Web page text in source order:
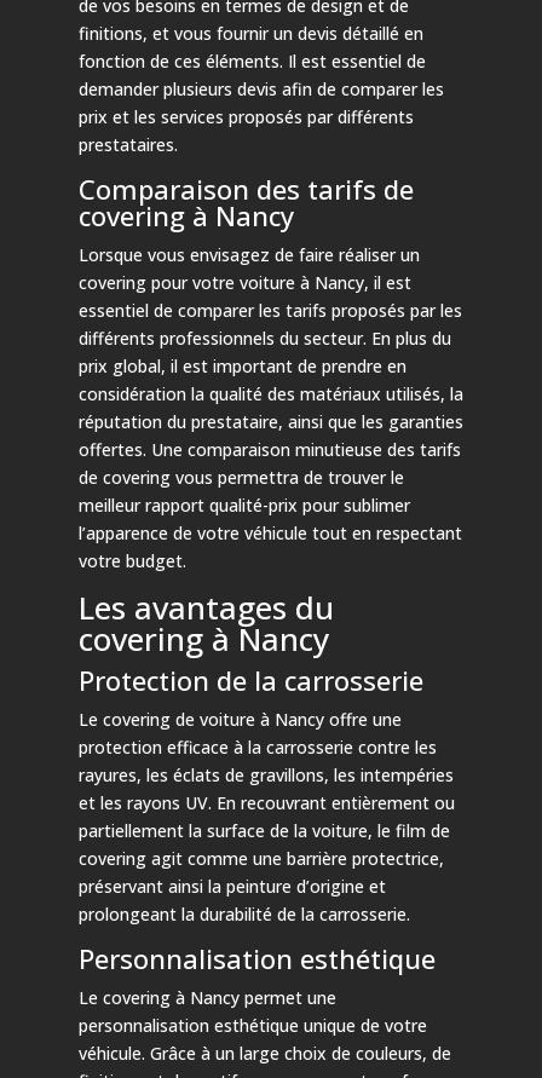
de vos besoins en termes de design et de
finitions, et vous fournir un devis détaillé en
fonction de ces éléments. Il est essentiel de
demander plusieurs devis afin de comparer les
prix et les services proposés par différents
prestataires.
Comparaison des tarifs de
covering à Nancy
Lorsque vous envisagez de faire réaliser un
covering pour votre voiture à Nancy, il est
essentiel de comparer les tarifs proposés par les
différents professionnels du secteur. En plus du
prix global, il est important de prendre en
considération la qualité des matériaux utilisés, la
réputation du prestataire, ainsi que les garanties
offertes. Une comparaison minutieuse des tarifs
de covering vous permettra de trouver le
meilleur rapport qualité-prix pour sublimer
l’apparence de votre véhicule tout en respectant
votre budget.
Les avantages du
covering à Nancy
Protection de la carrosserie
Le covering de voiture à Nancy offre une
protection efficace à la carrosserie contre les
rayures, les éclats de gravillons, les intempéries
et les rayons UV. En recouvrant entièrement ou
partiellement la surface de la voiture, le film de
covering agit comme une barrière protectrice,
préservant ainsi la peinture d’origine et
prolongeant la durabilité de la carrosserie.
Personnalisation esthétique
Le covering à Nancy permet une
personnalisation esthétique unique de votre
véhicule. Grâce à un large choix de couleurs, de